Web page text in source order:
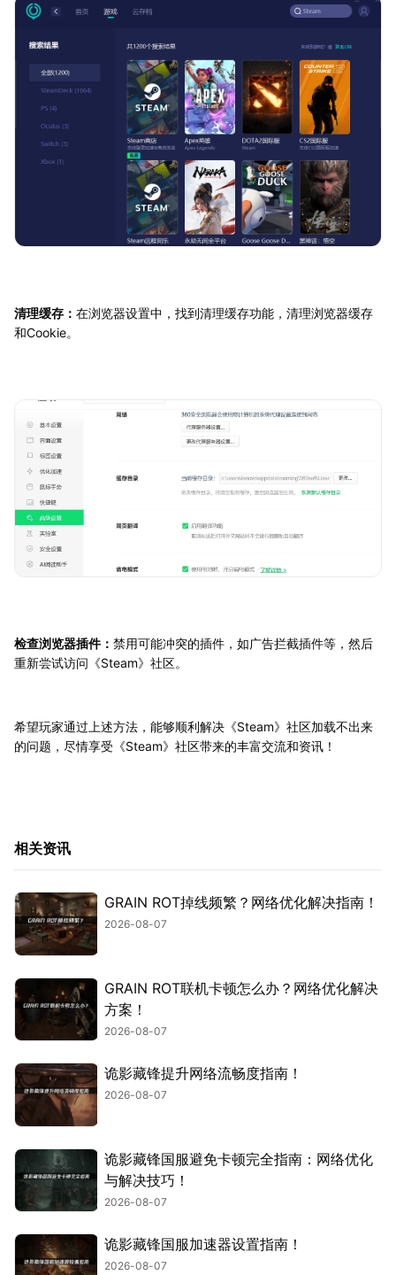
清理缓存： 在浏览器设置中，找到清理缓存功能，清理浏览器缓存
和Cookie。
检查浏览器插件： 禁用可能冲突的插件，如广告拦截插件等，然后
重新尝试访问《Steam》社区。
希望玩家通过上述方法，能够顺利解决《Steam》社区加载不出来
的问题，尽情享受《Steam》社区带来的丰富交流和资讯！
相关资讯
GRAIN ROT掉线频繁？网络优化解决指南！
2026-08-07
GRAIN ROT联机卡顿怎么办？网络优化解决
方案！
2026-08-07
诡影藏锋提升网络流畅度指南！
2026-08-07
诡影藏锋国服避免卡顿完全指南：网络优化
与解决技巧！
2026-08-07
诡影藏锋国服加速器设置指南！
2026-08-07